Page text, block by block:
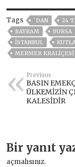
Tags `DAN 24
BAYRAM
BURSA
ISTANBUL
MERMER
Previous
BASIN
ÜLKEMİZİN
KALESİDİR
Bir yanıt
açmalısınız.